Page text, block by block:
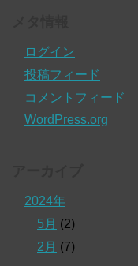
ログイン
投稿フィード
コメントフィード
WordPress.org
2024年
5月 (2)
2月 (7)